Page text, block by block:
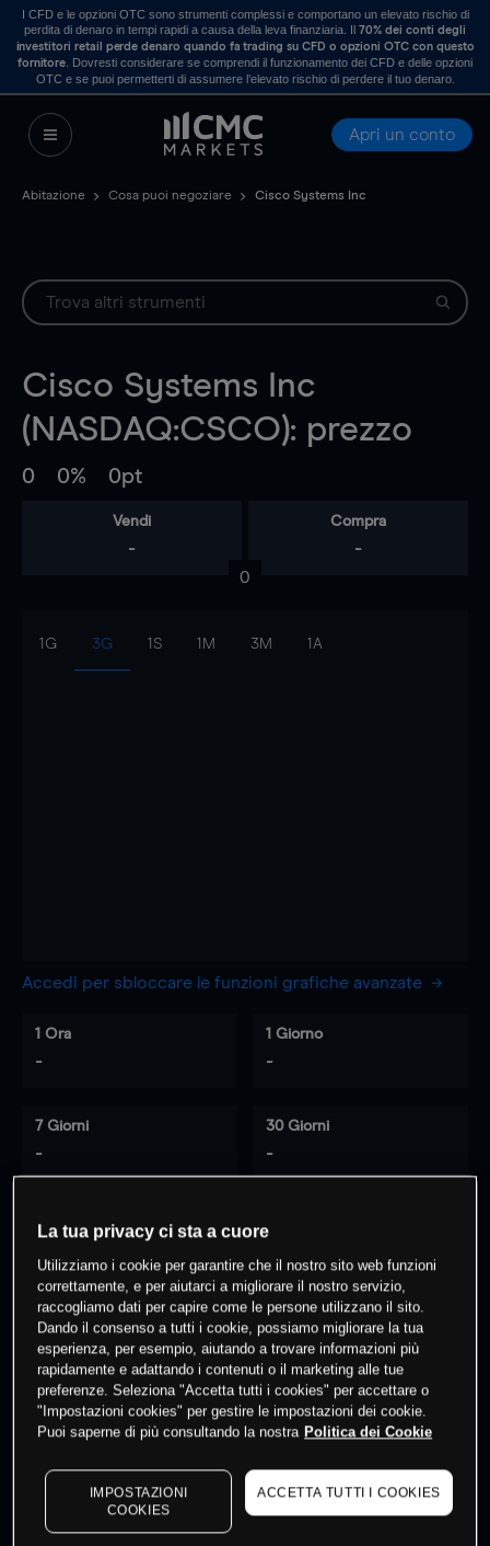
I CFD e le opzioni OTC sono strumenti complessi e comportano un elevato rischio di
perdita di denaro in tempi rapidi a causa della leva finanziaria. Il70% dei conti degli
investitori retail perde denaro quando fa trading su CFD o opzioni OTC con questo
fornitore . Dovresti considerare se comprendi il funzionamento dei CFD e delle opzioni
OTC e se puoi permetterti di assumere l’elevato rischio di perdere il tuo denaro.
Apri un conto
Abitazione Cosa puoi negoziare Cisco Systems Inc
Cisco Systems Inc
(NASDAQ:CSCO): prezzo
0 0% 0pt
Vendi
-
Compra
-
0
1G 3G 1S 1M 3M 1A
Accedi per sbloccare le funzioni grafiche avanzate
1 Ora
-
1 Giorno
-
7 Giorni
-
30 Giorni
-
% dei clienti hanno posizioni
questo prodotto
Fai trading
I prezzi sono solo indicativi. Accediper vedere gli ultimi
dati di mercato
to see latest market data
La tua privacy ci sta a cuore
Utilizziamo i cookie per garantire che il nostro sito web funzioni
correttamente, e per aiutarci a migliorare il nostro servizio,
raccogliamo dati per capire come le persone utilizzano il sito.
Dando il consenso a tutti i cookie, possiamo migliorare la tua
esperienza, per esempio, aiutando a trovare informazioni più
rapidamente e adattando i contenuti o il marketing alle tue
preferenze. Seleziona "Accetta tutti i cookies" per accettare o
"Impostazioni cookies" per gestire le impostazioni dei cookie.
Puoi saperne di più consultando la nostra Politica dei Cookie
IMPOSTAZIONI
COOKIES
ACCETTA TUTTI I COOKIES